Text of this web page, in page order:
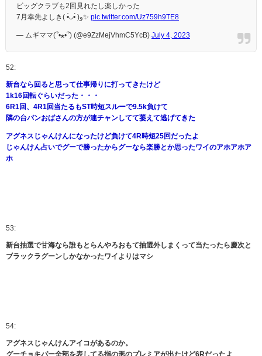
ビッグクラブも2回見れたし楽しかった
7月幸先よしき( •̀ᴗ•́ )و✨️ pic.twitter.com/Uz759h9TE8
— ムギママ(՞•ﻌ•՞) (@e9ZzMejVhmC5YcB) July 4, 2023
52:
新台なら回ると思って仕事帰りに打ってきたけど
1k16回転ぐらいだった・・・
6R1回、4R1回当たるもST時短スルーで9.5k負けて
隣の台パンおばさんの方が連チャンしてて萎えて逃げてきた
アグネスじゃんけんになったけど負けて4R時短25回だったよ
じゃんけん占いでグーで勝ったからグーなら楽勝とか思ったワイのアホアホア
ホ
53:
新台抽選で甘海なら誰もとらんやろおもて抽選外しまくって当たったら慶次と
ブラックラグーンしかなかったワイよりはマシ
54:
アグネスじゃんけんアイコがあるのか。
グーチョキパー全部を表してる指の形のプレミアが出たけど6Rだったよ